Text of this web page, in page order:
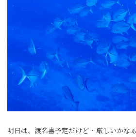
明日は、渡名喜予定だけど…厳しいかなぁ